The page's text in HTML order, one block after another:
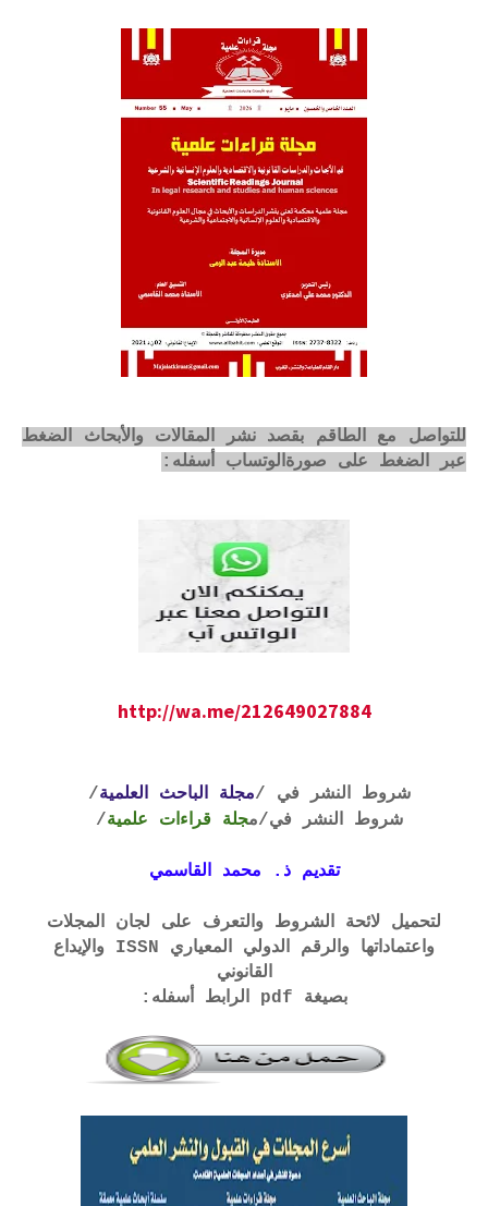
للتواصل مع الطاقم بقصد نشر المقالات والأبحاث الضغط
عبر الضغط على صورةالوتساب أسفله:
http://wa.me/212649027884
شروط النشر في /مجلة الباحث العلمية/
شروط النشر في/مجلة قراءات علمية/
تقديم ذ. محمد القاسمي
لتحميل لائحة الشروط والتعرف على لجان المجلات
واعتماداتها والرقم الدولي المعياري ISSN والإيداع
القانوني
بصيغة pdf الرابط أسفله: